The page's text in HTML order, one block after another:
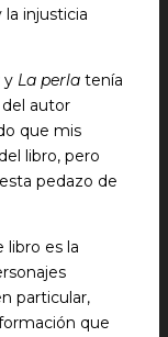
injusticia
y La perla tenía
autor
que mis
libro, pero
pedazo de
es la
particular,
que